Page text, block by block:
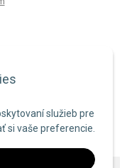
služieb pre
si vaše preferencie.